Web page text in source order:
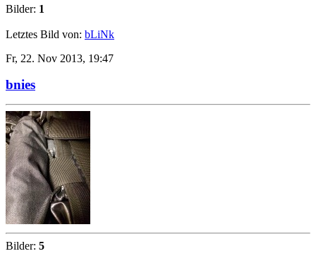
Bilder: 1
Letztes Bild von: bLiNk
Fr, 22. Nov 2013, 19:47
bnies
Bilder: 5